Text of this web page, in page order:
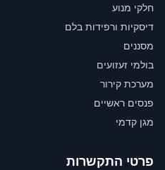
חלקי מנוע
דיסקיות ורפידות בלם
מסננים
בולמי זעזועים
מערכת קירור
פנסים ראשיים
מגן קדמי
פרטי התקשרות